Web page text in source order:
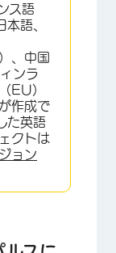
ズ
ション
ス語
語、
、中国
ンラ
EU）
作成で
た英語
クトは
ョン